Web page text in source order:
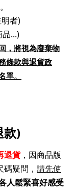
者)
...)
，將視為廢棄物
條款與退貨政
。
款)
退貨，因商品版
疑問， 請先使
人鬆緊喜好感受